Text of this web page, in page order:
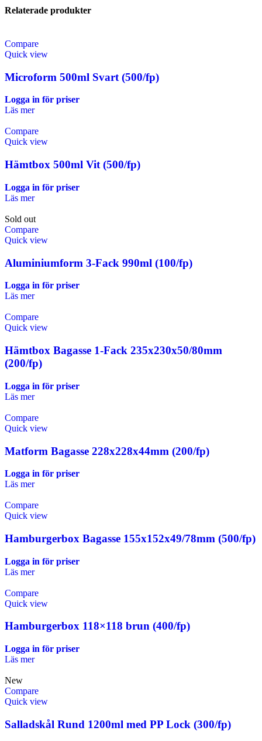
Relaterade produkter
Compare
Quick view
Microform 500ml Svart (500/fp)
Logga in för priser
Läs mer
Compare
Quick view
Hämtbox 500ml Vit (500/fp)
Logga in för priser
Läs mer
Sold out
Compare
Quick view
Aluminiumform 3-Fack 990ml (100/fp)
Logga in för priser
Läs mer
Compare
Quick view
Hämtbox Bagasse 1-Fack 235x230x50/80mm
(200/fp)
Logga in för priser
Läs mer
Compare
Quick view
Matform Bagasse 228x228x44mm (200/fp)
Logga in för priser
Läs mer
Compare
Quick view
Hamburgerbox Bagasse 155x152x49/78mm (500/fp)
Logga in för priser
Läs mer
Compare
Quick view
Hamburgerbox 118×118 brun (400/fp)
Logga in för priser
Läs mer
New
Compare
Quick view
Salladskål Rund 1200ml med PP Lock (300/fp)